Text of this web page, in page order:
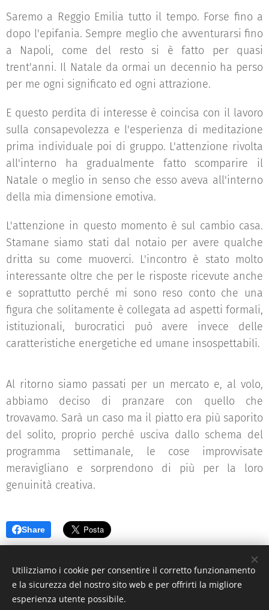
Saremo a Reggio Emilia tutto il tempo. Forse fino a
dopo l'epifania. Sempre meglio che avventurarsi fino
a Napoli, come del resto si è fatto per quasi
trent'anni. Il Natale da ormai un decennio ha perso
per me ogni significato ed ogni attrazione.
E questo perdita di interesse è coincisa con il lavoro
sulla consapevolezza e l'esperienza di meditazione
prima individuale poi di gruppo. L'attenzione rivolta
all'interno ha gradualmente fatto scomparire il
Natale o meglio in senso che esso aveva all'interno
della mia dimensione emotiva.
L'attenzione in questo momento è sul cambio casa.
Stamane siamo stati dal notaio per avere qualche
dritta su come muoverci. L'incontro è stato molto
interessante oltre che per le risposte ricevute anche
e soprattutto perché mi sono reso conto che una
figura che solitamente è collegata ad aspetti formali,
istituzionali, burocratici può avere invece delle
caratteristiche energetiche ed umane insospettabili.
Al ritorno siamo passati per un mercato e, al volo,
abbiamo deciso di pranzare con quello che
trovavamo. Sarà un caso ma il piatto era più saporito
del solito, proprio perché usciva dallo schema del
programma settimanale, le cose improvvisate
meravigliano e sorprendono di più per la loro
genuinità creativa.
Share
© 2026 Premartha Giuseppe Crispo.
Utilizziamo i cookie per consentire il corretto funzionamento
e la sicurezza del nostro sito web e per offrirti la migliore
esperienza utente possibile.